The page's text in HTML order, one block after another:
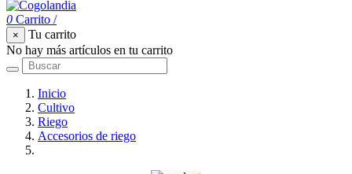
0 Carrito /
×
Tu carrito
No hay más artículos en tu carrito
Inicio
Cultivo
Riego
Accesorios de riego